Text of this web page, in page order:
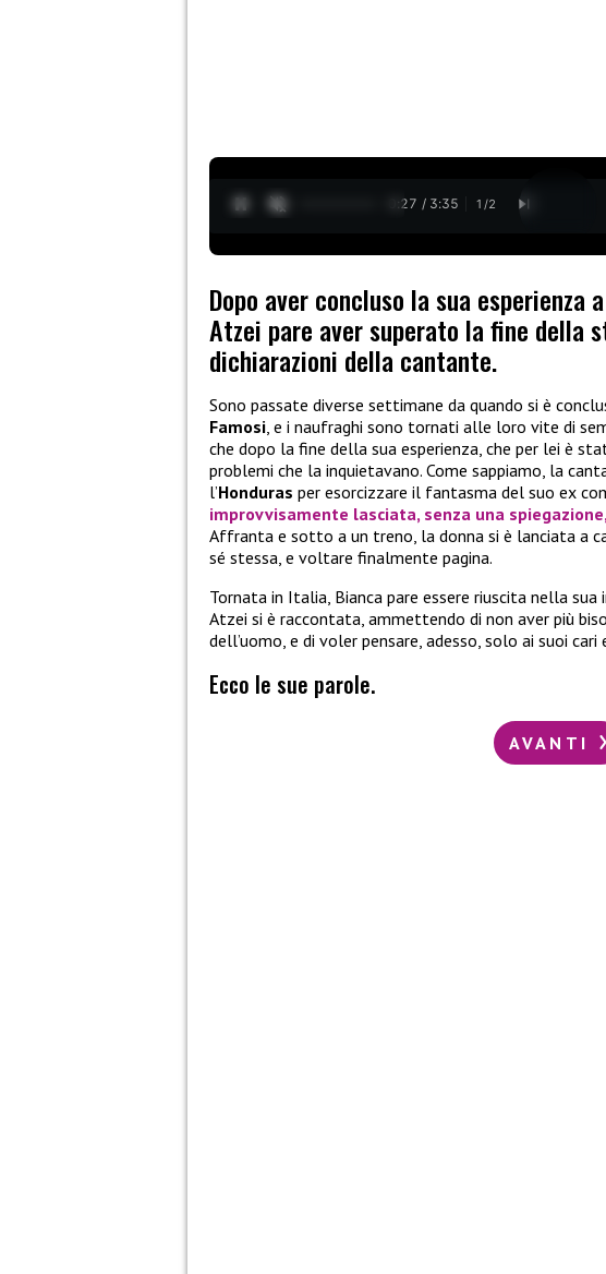
0:28 / 3:35 1 /2
Dopo aver concluso la sua esperienza
Atzei pare aver superato la fine della
dichiarazioni della cantante.
Sono passate diverse settimane da quando si è
Famosi, e i naufraghi sono tornati alle loro vite di
che dopo la fine della sua esperienza, che per lei è
problemi che la inquietavano. Come sappiamo, la
l’Honduras per esorcizzare il fantasma del suo ex
improvvisamente lasciata, senza una
Affranta e sotto a un treno, la donna si è lanciata a
sé stessa, e voltare finalmente pagina.
Tornata in Italia, Bianca pare essere riuscita nella
Atzei si è raccontata, ammettendo di non aver più
dell’uomo, e di voler pensare, adesso, solo ai suoi
Ecco le sue parole.
AVANTI